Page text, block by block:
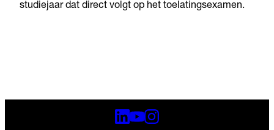
studiejaar dat direct volgt op het toelatingsexamen.